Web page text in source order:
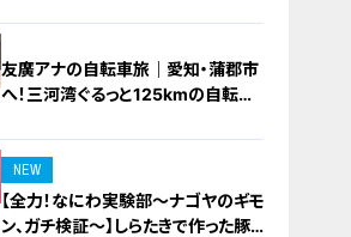
友廣アナの自転車旅｜愛知・蒲郡市
へ！三河湾ぐるっと125kmの自転車
NEW
【全力！なにわ実験部～ナゴヤのギモ
ン、ガチ検証～】しらたきで作った豚